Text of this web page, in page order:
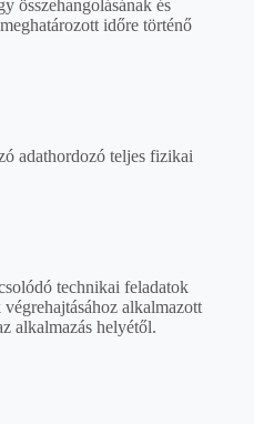
összehangolásának és
időre történő
adathordozó teljes fizikai
technikai feladatok
alkalmazott
alkalmazás helyétől.